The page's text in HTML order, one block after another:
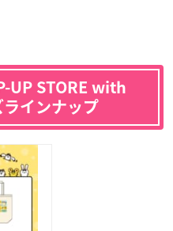
UP STORE with
ラインナップ